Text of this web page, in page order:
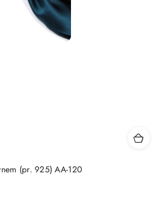
(pr. 925) AA-120